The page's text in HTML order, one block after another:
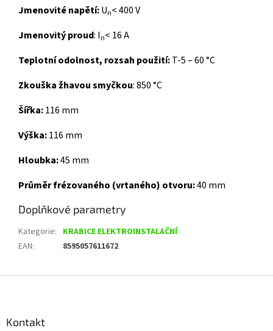
Jmenovité napětí:Un< 400 V
Jmenovitý proud: In< 16 A
Teplotní odolnost, rozsah použití:T-5 – 60 °C
Zkouška žhavou smyčkou: 850 °C
Šířka:116 mm
Výška:116 mm
Hloubka:45 mm
Průměr frézovaného (vrtaného) otvoru:40 mm
Doplňkové parametry
Kategorie: KRABICE ELEKTROINSTALAČNÍ
EAN: 8595057611672
Kontakt